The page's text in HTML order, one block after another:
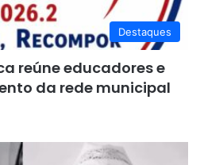
Destaques
reúne educadores e
da rede municipal